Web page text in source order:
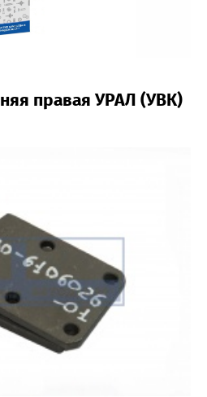
правая УРАЛ (УВК)